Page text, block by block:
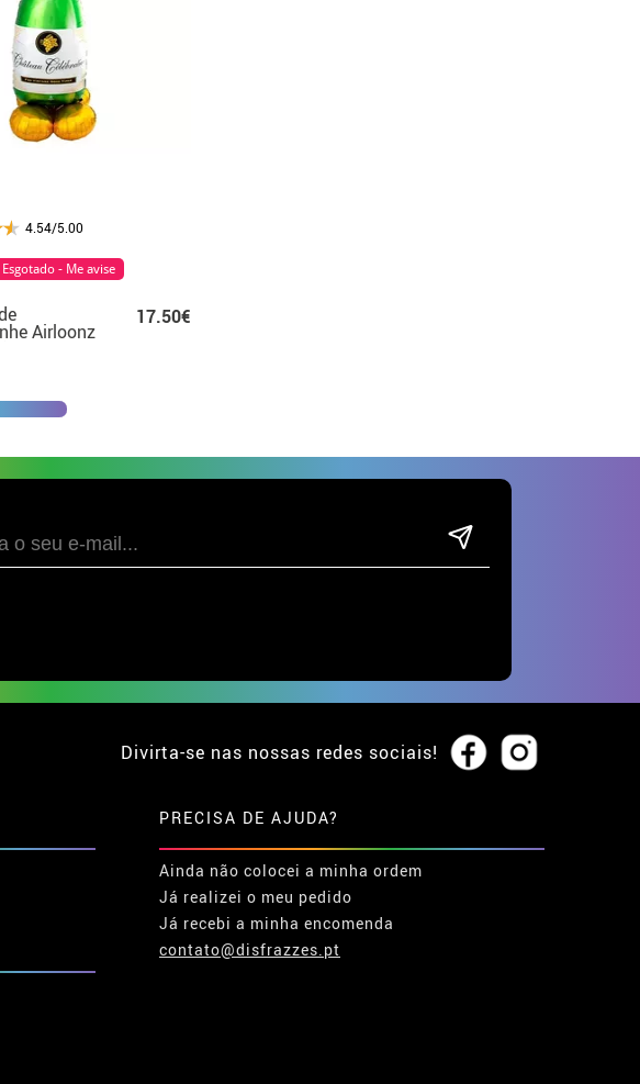
4.54/5.00
Airloonz
gigante de
17.50€
Esgotado - Me avise
Divirta-se nas nossas redes sociais!
PRECISA DE AJUDA?
Ainda não colocei a minha ordem
Já realizei o meu pedido
Já recebi a minha encomenda
contato@disfrazzes.pt